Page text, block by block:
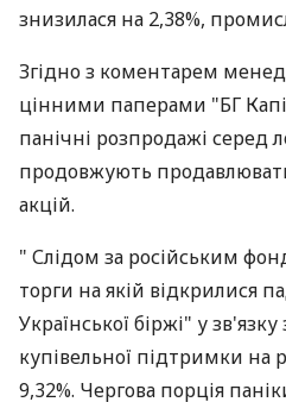
знизилася на 2,38%,
Згідно з коментарем
цінними паперами "БГ
панічні розпродажі серед
продовжують
акцій.
" Слідом за російським
торги на якій відкрилися
Української біржі" у
купівельної підтримки на
9,32%. Чергова порція